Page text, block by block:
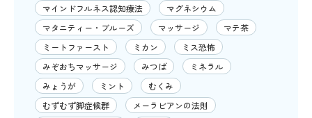
マインドフルネス認知療法
マグネシウム
マタニティー・ブルーズ
マッサージ
マテ茶
ミートファースト
ミカン
ミス恐怖
みぞおちマッサージ
みつば
ミネラル
みょうが
ミント
むくみ
むずむず脚症候群
メーラビアンの法則